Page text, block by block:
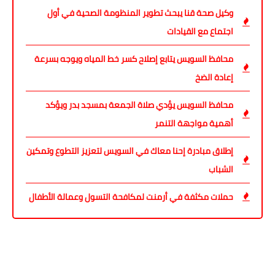
وكيل صحة قنا يبحث تطوير المنظومة الصحية في أول
اجتماع مع القيادات
محافظ السويس يتابع إصلاح كسر خط المياه ويوجه بسرعة
إعادة الضخ
محافظ السويس يؤدي صلاة الجمعة بمسجد بدر ويؤكد
أهمية مواجهة التنمر
إطلاق مبادرة إحنا معاك في السويس لتعزيز التطوع وتمكين
الشباب
حملات مكثفة في أرمنت لمكافحة التسول وعمالة الأطفال